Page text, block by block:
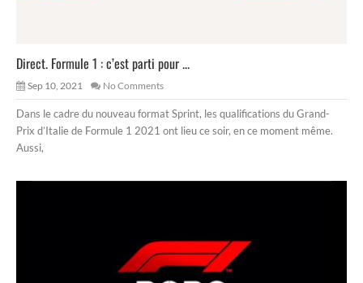
Direct. Formule 1 : c’est parti pour ...
Sep 10, 2021 No Comments
Dans le cadre du nouveau format Sprint, les qualifications du Grand-
Prix d’Italie de Formule 1 2021 ont lieu ce soir, en ce moment même.
Aussi,